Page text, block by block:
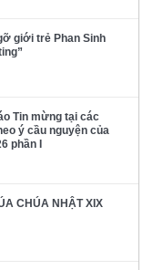
giới trẻ Phan Sinh
Tin mừng tại các
ý cầu nguyện của
phần I
CHÚA NHẬT XIX